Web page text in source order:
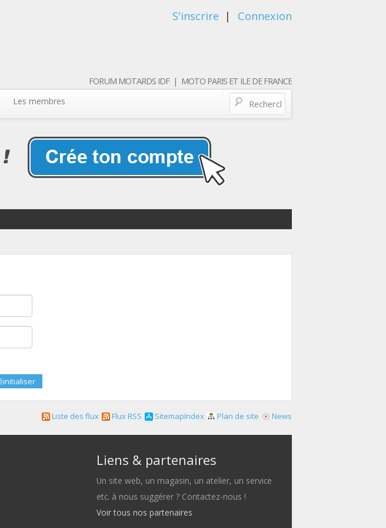
S'inscrire | Connexion
FORUM MOTARDS IDF | MOTO PARIS ET ILE DE FRANCE
Les membres
News
Plan de site
SitemapIndex
Flux RSS
Liste des flux
Liens & partenaires
Un site web, un magasin, un atelier, un service
etc. à nous suggérer ? Contactez-nous !
Voir tous nos partenaires